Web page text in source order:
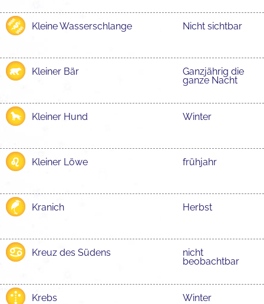
Kleine Wasserschlange Nicht sichtbar
Kleiner Bär Ganzjährig die
ganze Nacht
Kleiner Hund Winter
Kleiner Löwe frühjahr
Kranich Herbst
Kreuz des Südens nicht
beobachtbar
Krebs Winter